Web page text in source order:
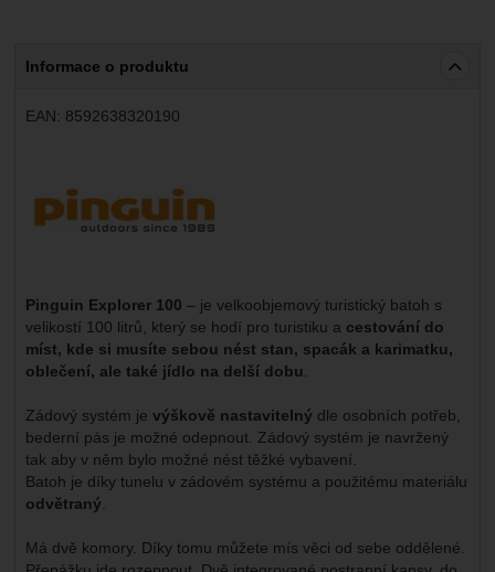
Informace o produktu
EAN: 8592638320190
Pinguin Explorer 100 – je velkoobjemový turistický batoh s
velikostí 100 litrů, který se hodí pro turistiku a cestování do
míst, kde si musíte sebou nést stan, spacák a karimatku,
oblečení, ale také jídlo na delší dobu
Zádový systém je výškově nastavitelný dle osobních potřeb,
bederní pás je možné odepnout. Zádový systém je navržený
tak aby v něm bylo možné nést těžké vybavení.
Batoh je díky tunelu v zádovém systému a použitému materiálu
odvětraný
Má dvě komory. Díky tomu můžete mís věci od sebe oddělené.